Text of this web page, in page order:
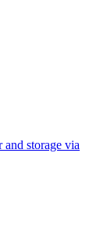
storage via